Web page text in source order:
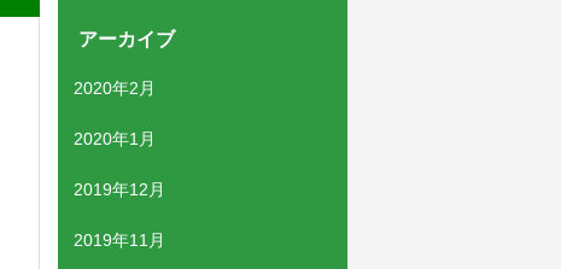
アーカイブ
2020年2月
2020年1月
2019年12月
2019年11月